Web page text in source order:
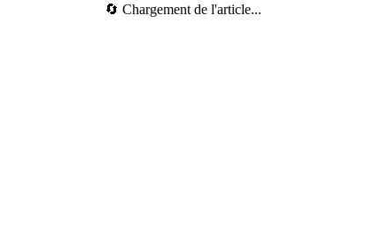
🔄 Chargement de l'article...